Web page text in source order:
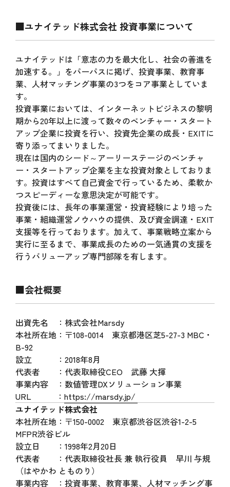
■ユナイテッド株式会社 投資事業について
ユナイテッドは「意志の力を最大化し、社会の善進を
加速する。」をパーパスに掲げ、投資事業、教育事
業、人材マッチング事業の3つをコア事業としていま
す。
投資事業においては、インターネットビジネスの黎明
期から20年以上に渡って数々のベンチャー・スタート
アップ企業に投資を行い、投資先企業の成長・EXITに
寄り添ってまいりました。
現在は国内のシード～アーリーステージのベンチャ
ー・スタートアップ企業を主な投資対象としておりま
す。投資はすべて自己資金で行っているため、柔軟か
つスピーディーな意思決定が可能です。
投資後には、長年の事業運営・投資経験により培った
事業・組織運営ノウハウの提供、及び資金調達・EXIT
支援等を行っております。加えて、事業戦略立案から
実行に至るまで、事業成長のための一気通貫の支援を
行うバリューアップ専門部隊を有します。
■会社概要
出資先名 ：株式会社Marsdy
本社所在地：〒108-0014 東京都港区芝5-27-3 MBC・
B-92
設立 ：2018年8月
代表者 ：代表取締役CEO 武藤 大揮
事業内容 ：数値管理DXソリューション事業
URL ： https://marsdy.jp/
ユナイテッド株式会社
本社所在地：〒150-0002 東京都渋谷区渋谷1-2-5
MFPR渋谷ビル
設立日 ：1998年2月20日
代表者 ：代表取締役社長 兼 執行役員 早川 与規
（はやかわ とものり）
事業内容 ：投資事業、教育事業、人材マッチング事